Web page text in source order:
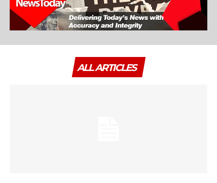
ALL ARTICLES